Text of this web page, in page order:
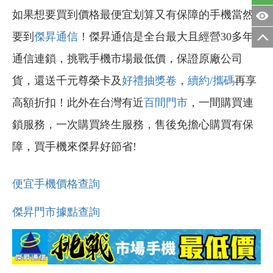
如果想要買到價格最便宜划算又有保障的手機當然
要到 傑昇通信 ！傑昇通信是全台最大且經營30多年
通信連鎖，挑戰手機市場最低價，保證原廠公司
貨，還送千元尊榮卡及好禮抽獎卷 ， 續約/攜碼再享
高額折扣！此外在台灣有近百間門市 ，一間購買連
鎖服務，一次購買終生服務，售後免擔心購買有保
障，買手機來傑昇好節省!
便宜手機價格查詢
傑昇門市據點查詢